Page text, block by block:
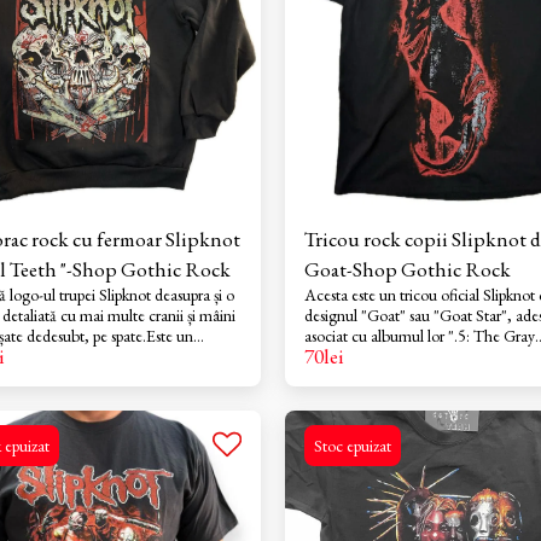
este realizat prin serigrafie
la multiple spalari daca se respecta
conditii: spalarea pe dos a
la 30grade sau manuala
pe dos a hanoracului.
rock cu fermoar Slipknot
Teeth "-Shop Gothic Rock
logo-ul trupei Slipknot deasupra și o
cu mai multe cranii și mâini
dedesubt, pe spate.Este un
unisex, disponibil atât în varianta cu
Tricou rock copii Slipknot
Goat-Shop Gothic Rock
Acesta este un tricou oficial Slipknot
designul "Goat" sau "Goat Star",
asociat cu albumul lor ".5: The Gray
Chapter". Grafica prezintă un simbol
intretinere: Se recomanda spalarea tricoului
pe dos la temperatura de 30grade, sau
manual .
70lei
Stoc epuizat